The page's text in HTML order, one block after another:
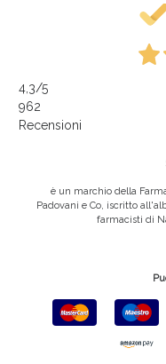
4,3/5
962
Recensioni
è un marchio della
Padovani e Co, iscritto
farmacisti di